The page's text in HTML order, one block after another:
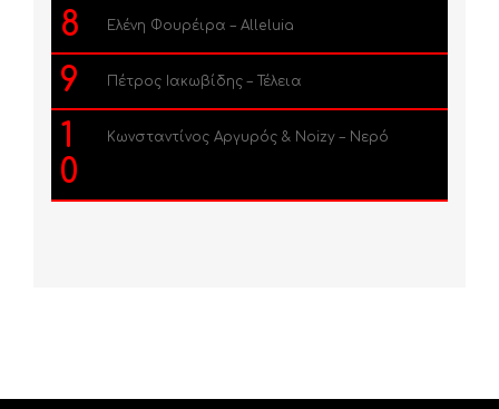
8 Ελένη Φουρέιρα – Alleluia
9 Πέτρος Ιακωβίδης – Τέλεια
1
0
Κωνσταντίνος Αργυρός & Noizy – Νερό